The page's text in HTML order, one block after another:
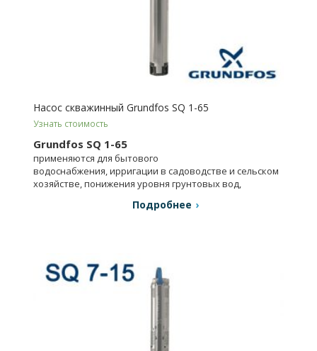
Насос скважинный Grundfos SQ 1-65
Узнать стоимость
Grundfos SQ 1-65
применяются для бытового
водоснабжения, ирригации в садоводстве и сельском
хозяйстве, понижения уровня грунтовых вод,
Подробнее